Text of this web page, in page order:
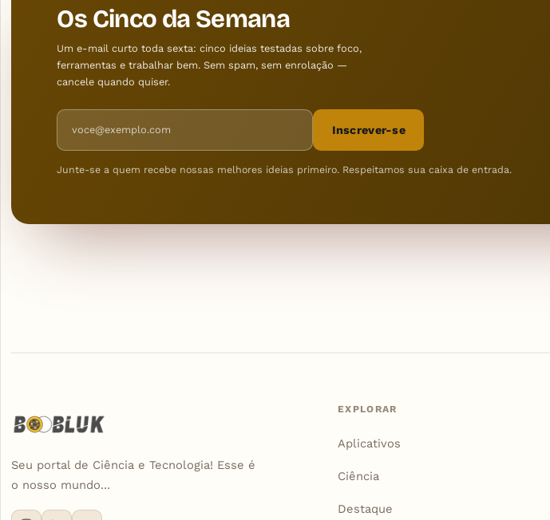
Os Cinco da Semana
Um e-mail curto toda sexta: cinco ideias testadas sobre foco,
ferramentas e trabalhar bem. Sem spam, sem enrolação —
cancele quando quiser.
Endereço de e-mail
Inscrever-se
Junte-se a quem recebe nossas melhores ideias primeiro. Respeitamos sua caixa de entrada.
Seu portal de Ciência e Tecnologia! Esse é
o nosso mundo...
EXPLORAR
Aplicativos
Ciência
Destaque